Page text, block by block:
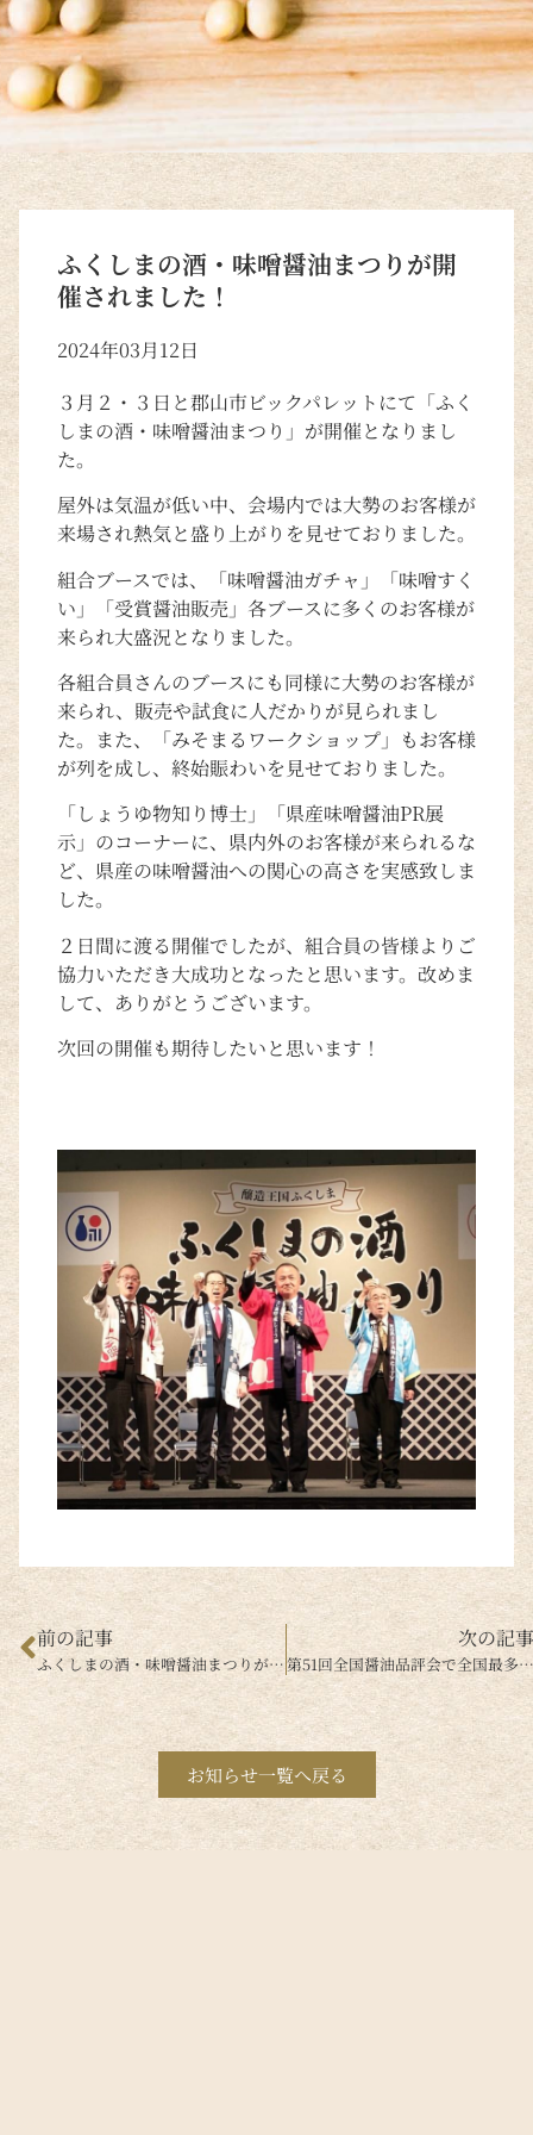
ふくしまの酒・味噌醤油まつりが開
催されました！
2024年03月12日
３月２・３日と郡山市ビックパレットにて「ふく
しまの酒・味噌醤油まつり」が開催となりまし
た。
屋外は気温が低い中、会場内では大勢のお客様が
来場され熱気と盛り上がりを見せておりました。
組合ブースでは、「味噌醤油ガチャ」「味噌すく
い」「受賞醤油販売」各ブースに多くのお客様が
来られ大盛況となりました。
各組合員さんのブースにも同様に大勢のお客様が
来られ、販売や試食に人だかりが見られまし
た。また、「みそまるワークショップ」もお客様
が列を成し、終始賑わいを見せておりました。
「しょうゆ物知り博士」「県産味噌醤油PR展
示」のコーナーに、県内外のお客様が来られるな
ど、県産の味噌醤油への関心の高さを実感致しま
した。
２日間に渡る開催でしたが、組合員の皆様よりご
協力いただき大成功となったと思います。改めま
して、ありがとうございます。
次回の開催も期待したいと思います！
前の記事
ふくしまの酒・味噌醤油まつりが開催されます！
次の記事
第51回全国醤油品評会で全国最多11品が入賞いたしました！
お知らせ一覧へ戻る